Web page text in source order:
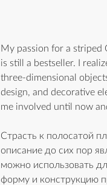
My passion for a striped
is still a bestseller. I
three-dimensional
design, and decorative
me involved until now
Страсть к полосатой
описание до сих пор
можно использовать
форму и конструкцию